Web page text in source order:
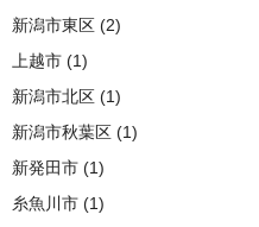
新潟市東区 (2)
上越市 (1)
新潟市北区 (1)
新潟市秋葉区 (1)
新発田市 (1)
糸魚川市 (1)